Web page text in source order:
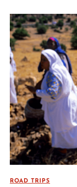
ROAD TRIPS